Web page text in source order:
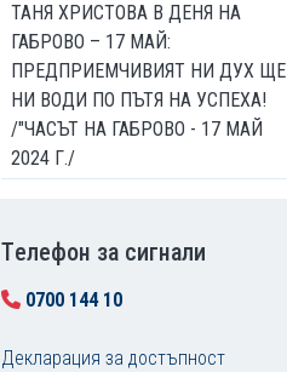
ТАНЯ ХРИСТОВА В ДЕНЯ НА
ГАБРОВО – 17 МАЙ:
ПРЕДПРИЕМЧИВИЯТ НИ ДУХ ЩЕ
НИ ВОДИ ПО ПЪТЯ НА УСПЕХА!
/"ЧАСЪТ НА ГАБРОВО - 17 МАЙ
2024 Г./
Tелефон за сигнали
0700 144 10
Декларация за достъпност